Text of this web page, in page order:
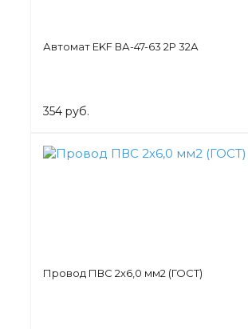
Автомат EKF ВА-47-63 2Р 32А
354 руб.
Провод ПВС 2х6,0 мм2 (ГОСТ)